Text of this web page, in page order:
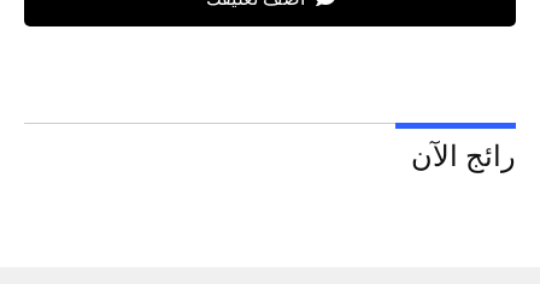
رائج الآن